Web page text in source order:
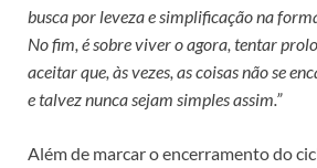
busca por leveza e simplificação na
No fim, é sobre viver o agora, tentar
aceitar que, às vezes, as coisas não se
e talvez nunca sejam simples assim.”
Além de marcar o encerramento do